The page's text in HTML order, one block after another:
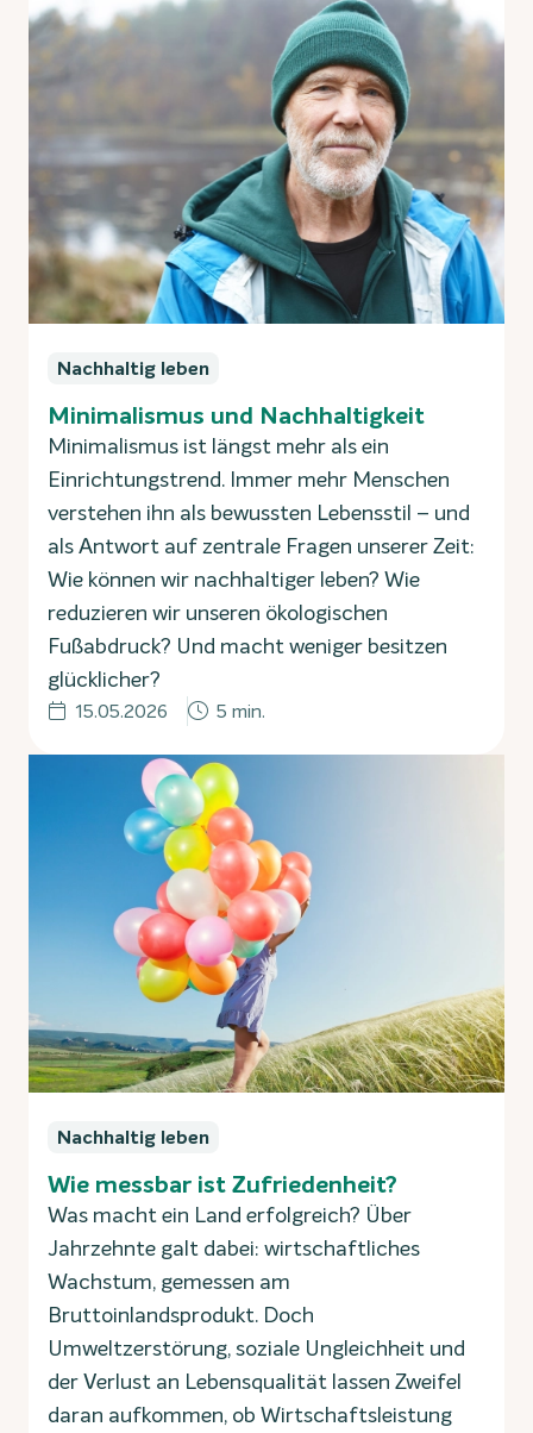
Nachhaltig leben
Minimalismus und Nachhaltigkeit
Minimalismus ist längst mehr als ein
Einrichtungstrend. Immer mehr Menschen
verstehen ihn als bewussten Lebensstil – und
als Antwort auf zentrale Fragen unserer Zeit:
Wie können wir nachhaltiger leben? Wie
reduzieren wir unseren ökologischen
Fußabdruck? Und macht weniger besitzen
glücklicher?
15.05.2026 5 min.
Nachhaltig leben
Wie messbar ist Zufriedenheit?
Was macht ein Land erfolgreich? Über
Jahrzehnte galt dabei: wirtschaftliches
Wachstum, gemessen am
Bruttoinlandsprodukt. Doch
Umweltzerstörung, soziale Ungleichheit und
der Verlust an Lebensqualität lassen Zweifel
daran aufkommen, ob Wirtschaftsleistung